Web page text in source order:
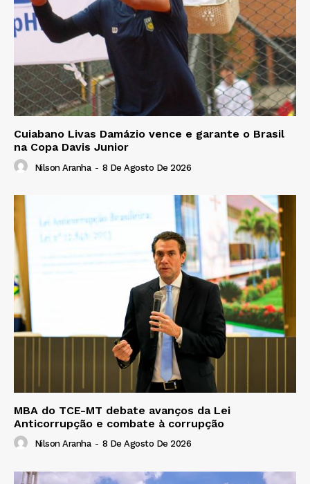
Cuiabano Livas Damázio vence e garante o Brasil
na Copa Davis Junior
Nilson Aranha - 8 De Agosto De 2026
MBA do TCE-MT debate avanços da Lei
Anticorrupção e combate à corrupção
Nilson Aranha - 8 De Agosto De 2026